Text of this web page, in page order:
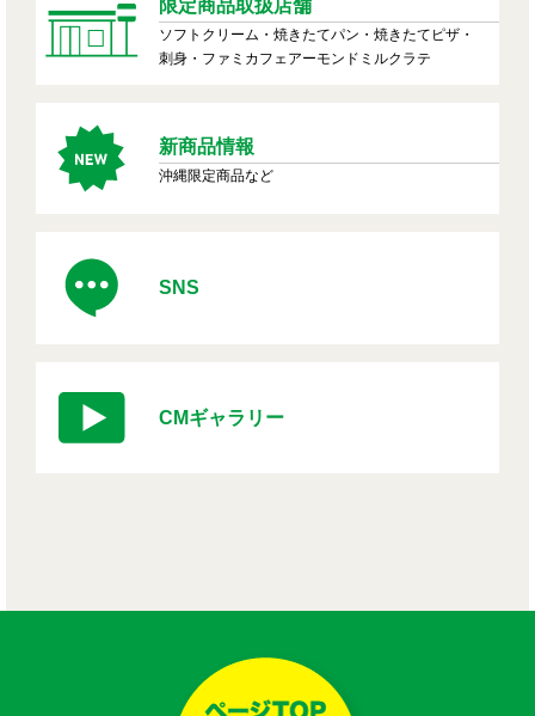
限定商品取扱店舗
ソフトクリーム・焼きたてパン・焼きたてピザ・
刺身・ファミカフェアーモンドミルクラテ
新商品情報
沖縄限定商品など
SNS
CMギャラリー